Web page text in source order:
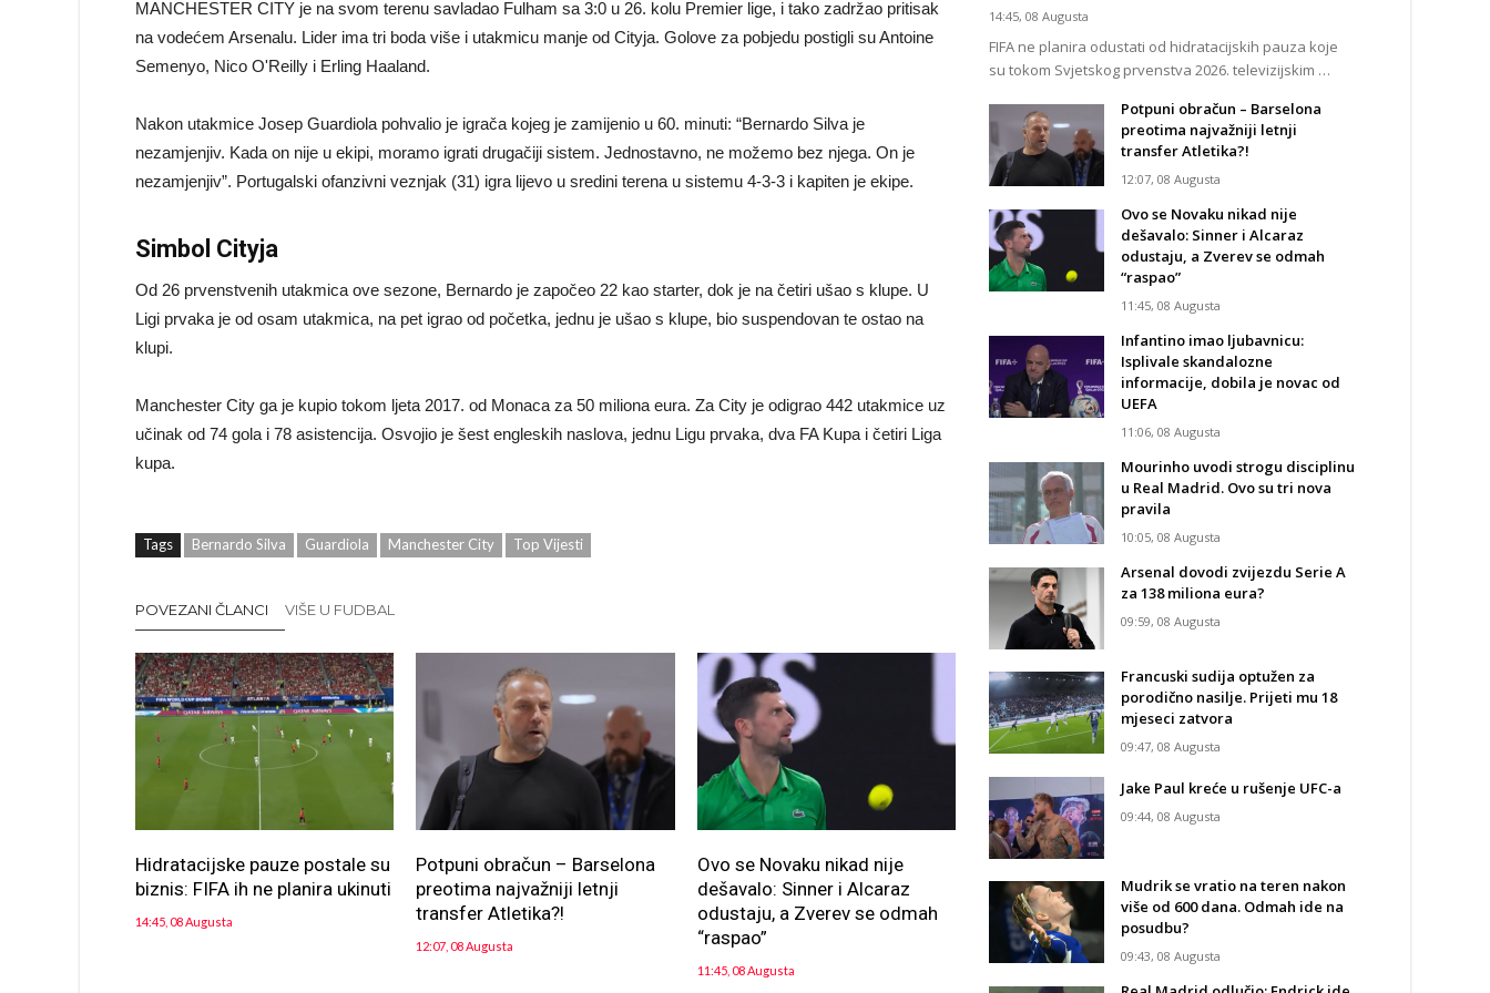
MANCHESTER CITY je na svom terenu savladao Fulham sa 3:0 u 26. kolu Premier lige, i tako zadržao pritisak
na vodećem Arsenalu. Lider ima tri boda više i utakmicu manje od Cityja. Golove za pobjedu postigli su Antoine
Semenyo, Nico O'Reilly i Erling Haaland.
Nakon utakmice Josep Guardiola pohvalio je igrača kojeg je zamijenio u 60. minuti: “Bernardo Silva je
nezamjenjiv. Kada on nije u ekipi, moramo igrati drugačiji sistem. Jednostavno, ne možemo bez njega. On je
nezamjenjiv”. Portugalski ofanzivni veznjak (31) igra lijevo u sredini terena u sistemu 4-3-3 i kapiten je ekipe.
Simbol Cityja
Od 26 prvenstvenih utakmica ove sezone, Bernardo je započeo 22 kao starter, dok je na četiri ušao s klupe. U
Ligi prvaka je od osam utakmica, na pet igrao od početka, jednu je ušao s klupe, bio suspendovan te ostao na
klupi.
Manchester City ga je kupio tokom ljeta 2017. od Monaca za 50 miliona eura. Za City je odigrao 442 utakmice uz
učinak od 74 gola i 78 asistencija. Osvojio je šest engleskih naslova, jednu Ligu prvaka, dva FA Kupa i četiri Liga
kupa.
Tags Bernardo Silva Guardiola Manchester City Top Vijesti
POVEZANI ČLANCI VIŠE U FUDBAL
Hidratacijske pauze postale su
biznis: FIFA ih ne planira ukinuti
14:45, 08 Augusta
Potpuni obračun – Barselona
preotima najvažniji letnji
transfer Atletika?!
12:07, 08 Augusta
Ovo se Novaku nikad nije
dešavalo: Sinner i Alcaraz
odustaju, a Zverev se odmah
“raspao”
11:45, 08 Augusta
14:45, 08 Augusta
FIFA ne planira odustati od hidratacijskih pauza koje
su tokom Svjetskog prvenstva 2026. televizijskim …
Potpuni obračun – Barselona
preotima najvažniji letnji
transfer Atletika?!
12:07, 08 Augusta
Ovo se Novaku nikad nije
dešavalo: Sinner i Alcaraz
odustaju, a Zverev se odmah
“raspao”
11:45, 08 Augusta
Infantino imao ljubavnicu:
Isplivale skandalozne
informacije, dobila je novac od
UEFA
11:06, 08 Augusta
Mourinho uvodi strogu disciplinu
u Real Madrid. Ovo su tri nova
pravila
10:05, 08 Augusta
Arsenal dovodi zvijezdu Serie A
za 138 miliona eura?
09:59, 08 Augusta
Francuski sudija optužen za
porodično nasilje. Prijeti mu 18
mjeseci zatvora
09:47, 08 Augusta
Jake Paul kreće u rušenje UFC-a
09:44, 08 Augusta
Mudrik se vratio na teren nakon
više od 600 dana. Odmah ide na
posudbu?
09:43, 08 Augusta